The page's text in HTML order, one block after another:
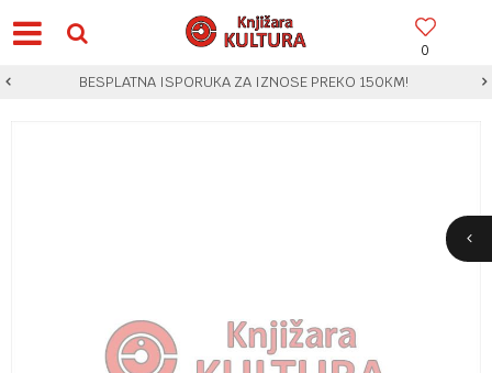
0
BESPLATNA ISPORUKA ZA IZNOSE PREKO 150KM!